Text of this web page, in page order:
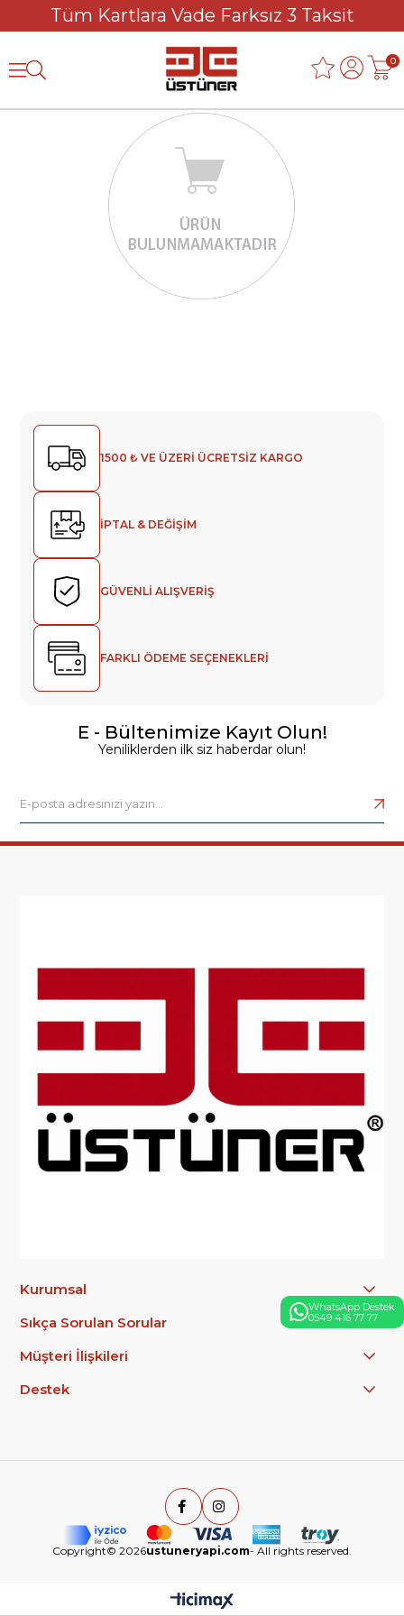
Tüm Kartlara Vade Farksız 3 Taksit
0
1500 ₺ VE ÜZERİ ÜCRETSİZ KARGO
İPTAL & DEĞİŞİM
GÜVENLİ ALIŞVERİŞ
FARKLI ÖDEME SEÇENEKLERİ
E - Bültenimize Kayıt Olun!
Yeniliklerden ilk siz haberdar olun!
Kurumsal
Sıkça Sorulan Sorular
Müşteri İlişkileri
Destek
Copyright© 2026ustuneryapi.com- All rights reserved.
WhatsApp Destek
0549 416 77 77